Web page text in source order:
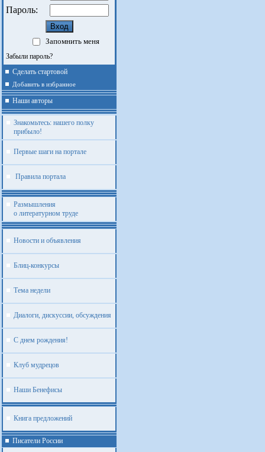
Пароль:
Запомнить меня
Забыли пароль?
Сделать стартовой
Добавить в избранное
Наши авторы
Знакомьтесь: нашего полку
прибыло!
Первые шаги на портале
Правила портала
Размышления
о литературном труде
Новости и объявления
Блиц-конкурсы
Тема недели
Диалоги, дискуссии, обсуждения
С днем рождения!
Клуб мудрецов
Наши Бенефисы
Книга предложений
Писатели России